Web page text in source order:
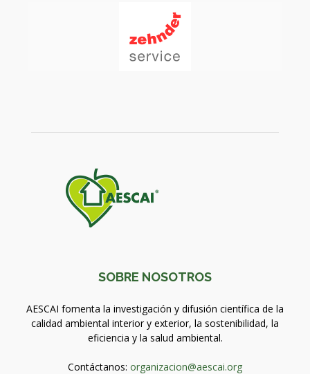
SOBRE NOSOTROS
AESCAI fomenta la investigación y difusión científica de la
calidad ambiental interior y exterior, la sostenibilidad, la
eficiencia y la salud ambiental.
Contáctanos: organizacion@aescai.org